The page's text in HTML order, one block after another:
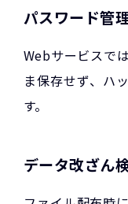
パスワード管
Webサービスで
ま保存せず、ハ
す。
データ改ざん